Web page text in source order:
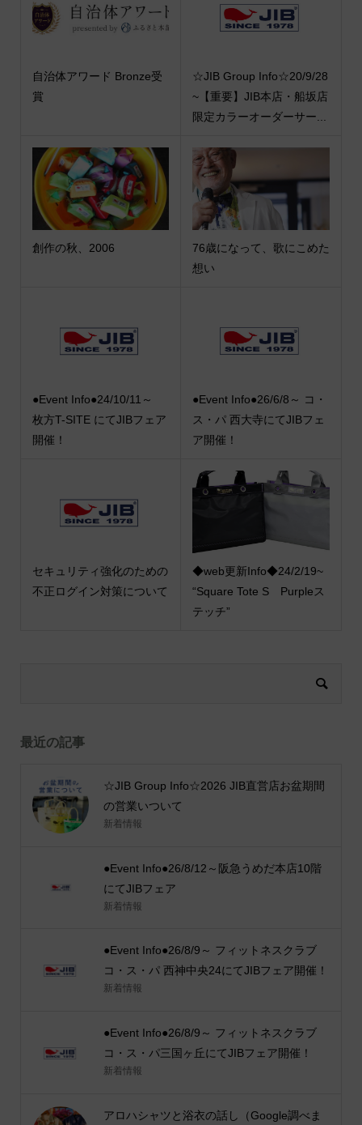
自治体アワード Bronze受
賞
☆JIB Group Info☆20/9/28
~【重要】JIB本店・船坂店
限定カラーオーダーサー...
創作の秋、2006
76歳になって、歌にこめた
想い
●Event Info●24/10/11～
枚方T-SITE にてJIBフェア
開催！
●Event Info●26/6/8～ コ・
ス・パ 西大寺にてJIBフェ
ア開催！
セキュリティ強化のための
不正ログイン対策について
◆web更新Info◆24/2/19~
“Square Tote S Purpleス
テッチ”
最近の記事
☆JIB Group Info☆2026 JIB直営店お盆期間
の営業いついて
新着情報
●Event Info●26/8/12～阪急うめだ本店10階
にてJIBフェア
新着情報
●Event Info●26/8/9～ フィットネスクラブ
コ・ス・パ 西神中央24にてJIBフェア開催！
新着情報
●Event Info●26/8/9～ フィットネスクラブ
コ・ス・パ三国ヶ丘にてJIBフェア開催！
新着情報
アロハシャツと浴衣の話し（Google調べま